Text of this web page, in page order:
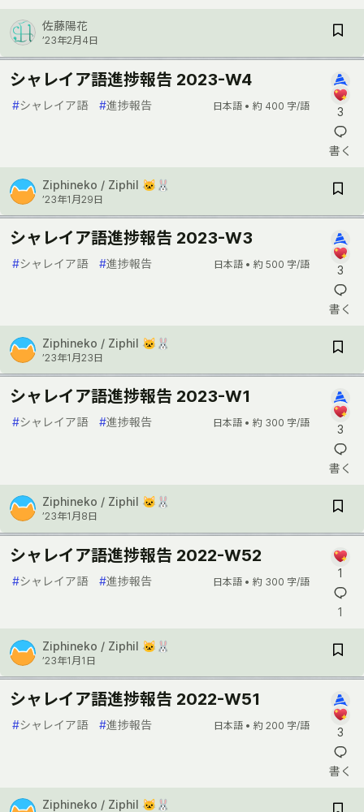
佐藤陽花
’23年2月4日
シャレイア語進捗報告 2023-W4
#シャレイア語 #進捗報告 日本語 • 約 400 字/語 3
書く
Ziphineko / Ziphil 🐱🐰
’23年1月29日
シャレイア語進捗報告 2023-W3
#シャレイア語 #進捗報告 日本語 • 約 500 字/語 3
書く
Ziphineko / Ziphil 🐱🐰
’23年1月23日
シャレイア語進捗報告 2023-W1
#シャレイア語 #進捗報告 日本語 • 約 300 字/語 3
書く
Ziphineko / Ziphil 🐱🐰
’23年1月8日
シャレイア語進捗報告 2022-W52
#シャレイア語 #進捗報告 日本語 • 約 300 字/語
1
1
Ziphineko / Ziphil 🐱🐰
’23年1月1日
シャレイア語進捗報告 2022-W51
#シャレイア語 #進捗報告 日本語 • 約 200 字/語 3
書く
Ziphineko / Ziphil 🐱🐰